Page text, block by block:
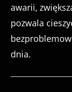
awarii,
pozwala
dnia.